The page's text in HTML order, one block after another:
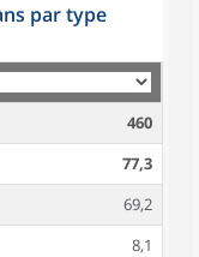
par type
460
77,3
69,2
8,1